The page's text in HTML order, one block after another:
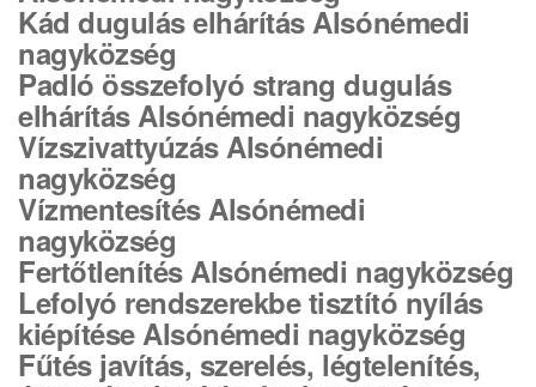
Kád dugulás elhárítás Alsónémedi
nagyközség
Padló összefolyó strang dugulás
elhárítás Alsónémedi nagyközség
Vízszivattyúzás Alsónémedi
nagyközség
Vízmentesítés Alsónémedi
nagyközség
Fertőtlenítés Alsónémedi nagyközség
Lefolyó rendszerekbe tisztító nyílás
kiépítése Alsónémedi nagyközség
Fűtés javítás, szerelés, légtelenítés,